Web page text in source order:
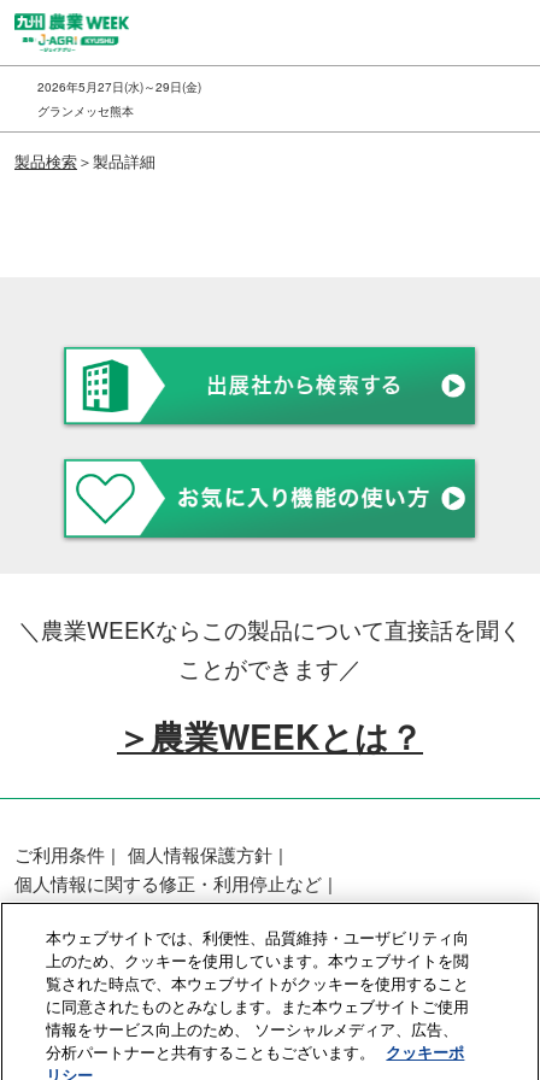
ス
キ
ッ
し
て
2026年5月27日(水)～29日(金)
グランメッセ熊本
製品検索＞製品詳細
＼農業WEEKならこの製品について直接話を聞く
ことができます／
＞農業WEEKとは？
ご利用条件
個人情報保護方針
個人情報に関する修正・利用停止など
展示会・セミナー参加ポリシー
カスタマーハラスメントに対する基本方針
クッキーポリシー
クッキーの設定
Copyright © RX Japan GK
本ウェブサイトでは、利便性、品質維持・ユーザビリティ向
上のため、クッキーを使用しています。本ウェブサイトを閲
覧された時点で、本ウェブサイトがクッキーを使用すること
に同意されたものとみなします。また本ウェブサイトご使用
情報をサービス向上のため、 ソーシャルメディア、広告、
分析パートナーと共有することもございます。
クッキーポ
リシー